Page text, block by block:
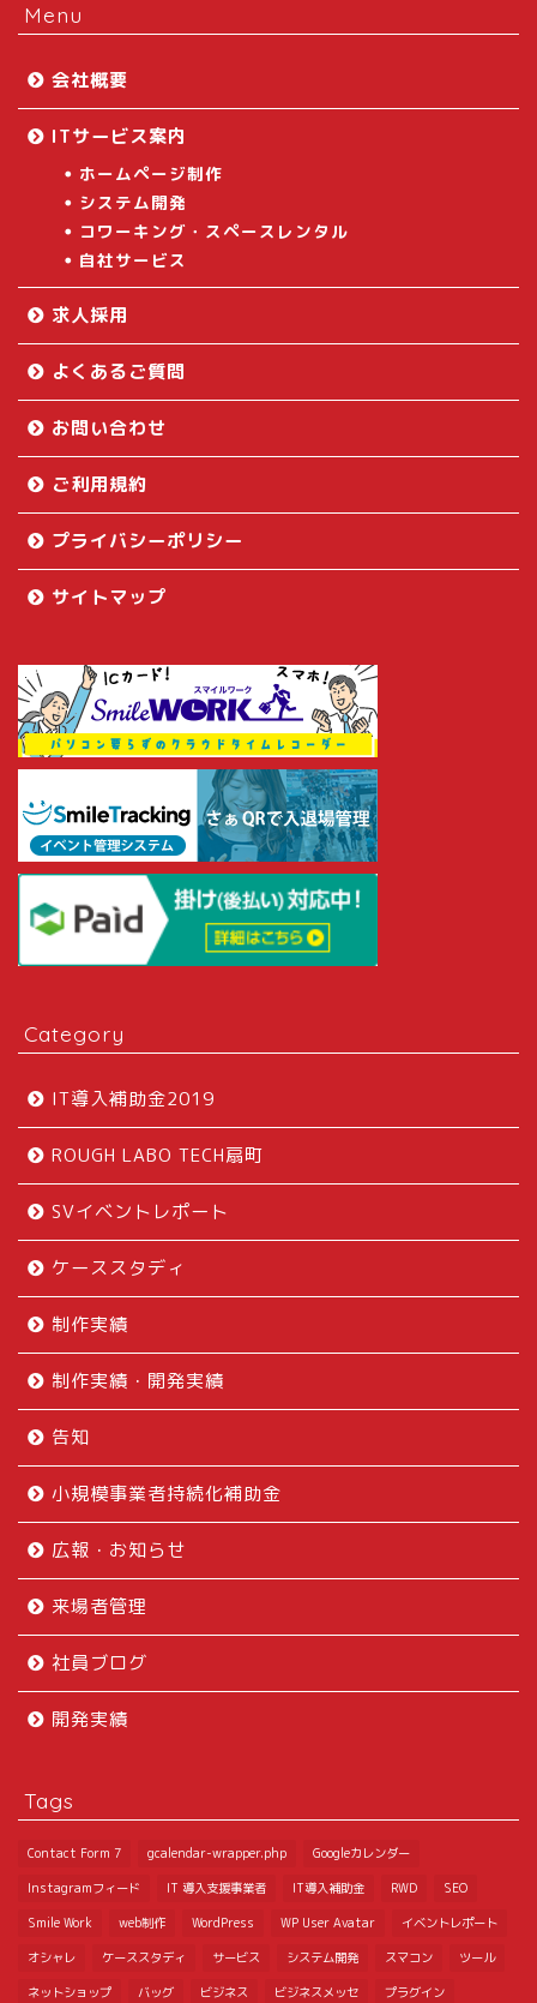
Menu
会社概要
ITサービス案内
ホームページ制作
システム開発
コワーキング・スペースレンタル
自社サービス
求人採用
よくあるご質問
お問い合わせ
ご利用規約
プライバシーポリシー
サイトマップ
Category
IT導入補助金2019
ROUGH LABO TECH扇町
SVイベントレポート
ケーススタディ
制作実績
制作実績・開発実績
告知
小規模事業者持続化補助金
広報・お知らせ
来場者管理
社員ブログ
開発実績
Tags
Contact Form 7 gcalendar-wrapper.php Googleカレンダー
Instagramフィード IT 導入支援事業者 IT導入補助金 RWD SEO
Smile Work web制作 WordPress WP User Avatar イベントレポート
オシャレ ケーススタディ サービス システム開発 スマコン ツール
ネットショップ バッグ ビジネス ビジネスメッセ プラグイン